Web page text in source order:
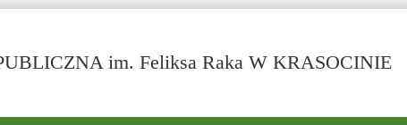
im. Feliksa Raka W KRASOCINIE-